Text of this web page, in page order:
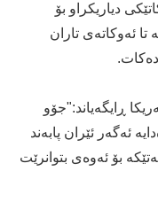
دیاریکراو بۆ
تا ئه‌وکاته‌ى تاران
ڕایگه‌یاند:"جۆو
ئه‌گه‌ر ئێران پابه‌ند
بۆ ئه‌وه‌ی بتوانرێت